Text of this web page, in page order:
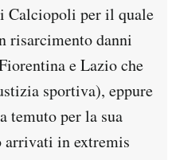
Calciopoli per il quale
risarcimento danni
e Lazio che
sportiva), eppure
temuto per la sua
arrivati in extremis